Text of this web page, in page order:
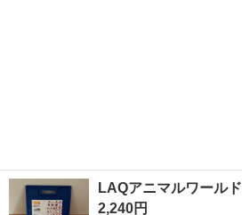
LAQアニマルワールド
2,240円